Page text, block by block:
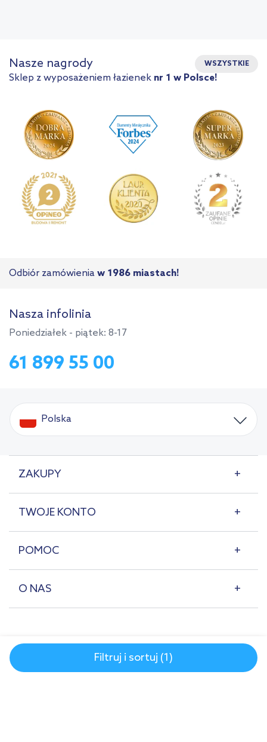
Nasze nagrody WSZYSTKIE
Sklep z wyposażeniem łazienek nr 1 w Polsce!
Odbiór zamówienia w 1986 miastach!
Nasza infolinia
Poniedziałek - piątek: 8-17
61 899 55 00
Polska
ZAKUPY
TWOJE KONTO
POMOC
O NAS
Filtruj i sortuj (1)